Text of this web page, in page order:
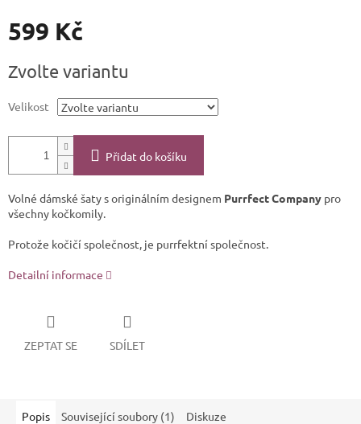
599 Kč
cena:
Zvolte variantu
Velikost
Přidat do košíku
Volné dámské šaty s originálním designem Purrfect Company pro
všechny kočkomily.
Protože kočičí společnost, je purrfektní společnost.
Detailní informace
ZEPTAT SE SDÍLET
Popis Související soubory (1) Diskuze